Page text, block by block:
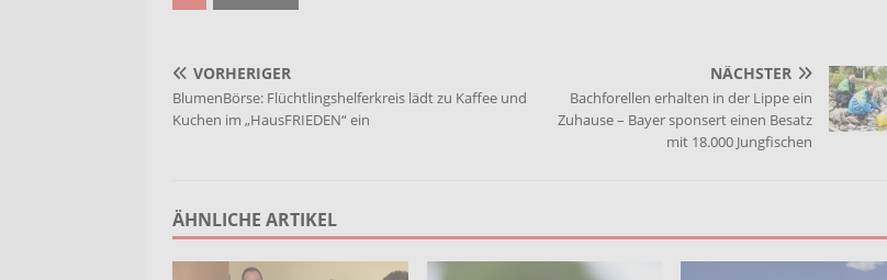
VORHERIGER
BlumenBörse: Flüchtlingshelferkreis lädt zu Kaffee und
Kuchen im „HausFRIEDEN“ ein
NÄCHSTER
Bachforellen erhalten in der Lippe ein
Zuhause – Bayer sponsert einen Besatz
mit 18.000 Jungfischen
ÄHNLICHE ARTIKEL